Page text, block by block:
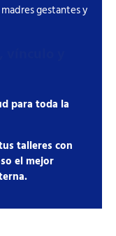
gestantes y
para toda la
talleres con
el mejor